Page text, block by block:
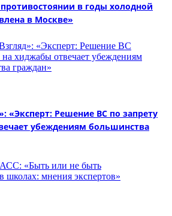
в годы холодной
в Москве»
«Эксперт: Решение ВС по запрету
убеждениям большинства